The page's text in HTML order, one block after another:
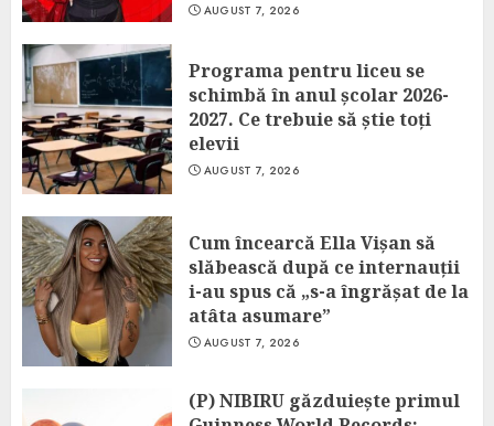
AUGUST 7, 2026
Programa pentru liceu se
schimbă în anul școlar 2026-
2027. Ce trebuie să știe toți
elevii
AUGUST 7, 2026
Cum încearcă Ella Vișan să
slăbească după ce internauții
i-au spus că „s-a îngrășat de la
atâta asumare”
AUGUST 7, 2026
(P) NIBIRU găzduiește primul